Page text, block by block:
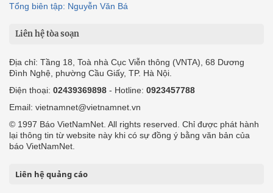
Tổng biên tập: Nguyễn Văn Bá
Liên hệ tòa soạn
Địa chỉ: Tầng 18, Toà nhà Cục Viễn thông (VNTA), 68 Dương
Đình Nghệ, phường Cầu Giấy, TP. Hà Nội.
Điện thoại: 02439369898 - Hotline: 0923457788
Email: vietnamnet@vietnamnet.vn
© 1997 Báo VietNamNet. All rights reserved. Chỉ được phát hành
lại thông tin từ website này khi có sự đồng ý bằng văn bản của
báo VietNamNet.
Liên hệ quảng cáo